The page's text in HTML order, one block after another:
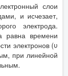
слои
и исчезает,
электрода.
равна времени
электронов (υ
при линейной